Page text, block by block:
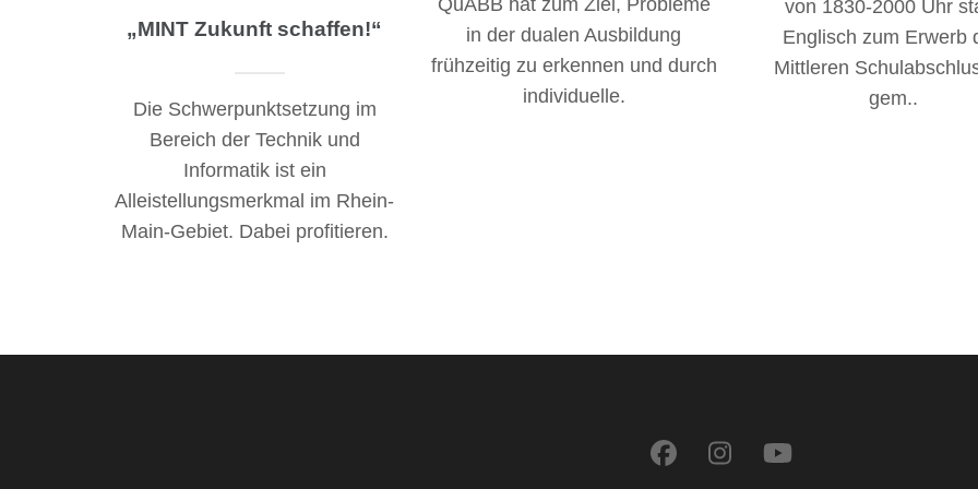
„MINT Zukunft schaffen!“
Die Schwerpunktsetzung im
Bereich der Technik und
Informatik ist ein
Alleistellungsmerkmal im Rhein-
Main-Gebiet. Dabei profitieren.
in der dualen Ausbildung
frühzeitig zu erkennen und durch
individuelle.
von 1830-2000 Uhr
Englisch zum Erwerb
Mittleren
gem..